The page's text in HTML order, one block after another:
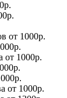
от 1000р.
от 1000р.
от 1000р.